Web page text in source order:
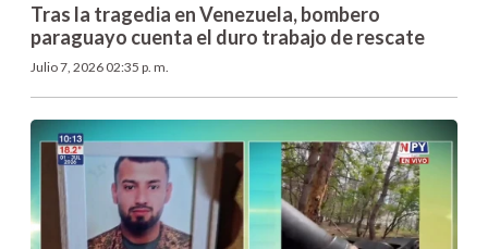
Tras la tragedia en Venezuela, bombero
paraguayo cuenta el duro trabajo de rescate
Julio 7, 2026 02:35 p. m.